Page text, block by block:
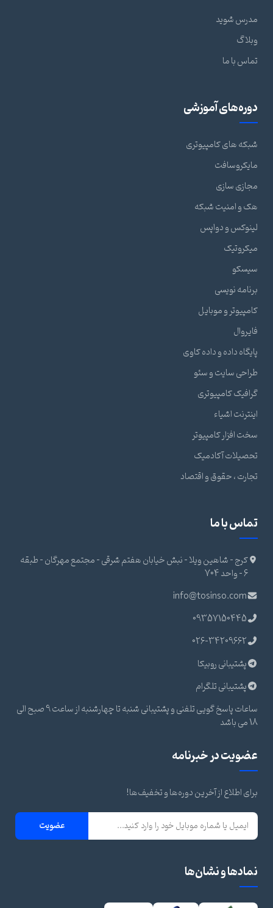
مدرس شوید
وبلاگ
تماس با ما
دوره‌های آموزشی
شبکه های کامپیوتری
مایکروسافت
مجازی سازی
هک و امنیت شبکه
لینوکس و دواپس
میکروتیک
سیسکو
برنامه نویسی
کامپیوتر و موبایل
فایروال
پایگاه داده و داده کاوی
طراحی سایت و سئو
گرافیک کامپیوتری
اینترنت اشیاء
سخت افزار کامپیوتر
تحصیلات آکادمیک
تجارت ، حقوق و اقتصاد
تماس با ما
کرج - شاهین ویلا - نبش خیابان هفتم شرقی - مجتمع مهرگان - طبقه
6 - واحد 704
info@tosinso.com
09357150445
026-34209662
پشتیبانی روبیکا
پشتیبانی تلگرام
ساعات پاسخ گویی تلفنی و پشتیبانی شنبه تا چهارشنبه از ساعت 9 صبح الی
18 می باشد
عضویت در خبرنامه
برای اطلاع از آخرین دوره‌ها و تخفیف‌ها!
عضویت
نمادها و نشان‌ها